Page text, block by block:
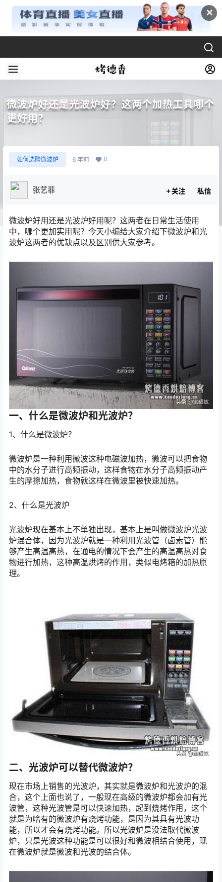
✕
微波炉好还是光波炉好？这两个加热工具哪个
更好用？
如何选购微波炉 6 年前 0
张艺菲 关注 私信
微波炉好用还是光波炉好用呢？这两者在日常生活使用
中，哪个更加实用呢？今天小编给大家介绍下微波炉和光
波炉这两者的优缺点以及区别供大家参考。
一、什么是微波炉和光波炉？
1、什么是微波炉？
微波炉是一种利用微波这种电磁波加热，微波可以把食物
中的水分子进行高频振动，这样食物在水分子高频振动产
生的摩擦加热，食物就这样在微波里被快速加热。
2、什么是光波炉
光波炉现在基本上不单独出现，基本上是叫做微波炉光波
炉混合体，因为光波炉就是一种利用光波管（卤素管）能
够产生高温高热，在通电的情况下会产生的高温高热对食
物进行加热，这种高温烘烤的作用，类似电烤箱的加热原
理。
二、光波炉可以替代微波炉？
现在市场上销售的光波炉，其实就是微波炉和光波炉的混
合，这个上面也说了，一般现在高级的微波炉都会加有光
波管，这种光波管是可以快速加热，起到烧烤作用，这个
就是为啥有的微波炉有烧烤功能，是因为其具有光波功
能，所以才会有烧烤功能。所以光波炉是没法取代微波
炉，只是光波这种功能是可以很好和微波相结合使用，现
在微波炉就是微波和光波的结合体。